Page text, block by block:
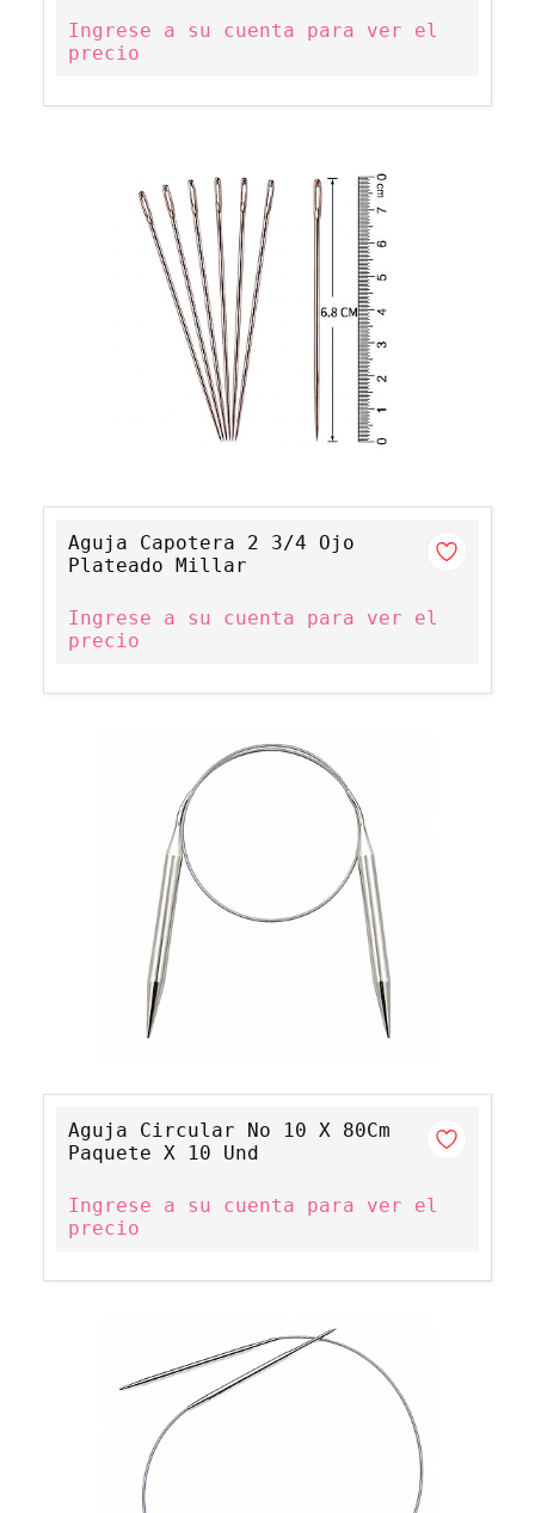
Ingrese a su cuenta para ver el
precio
Aguja Capotera 2 3/4 Ojo
Plateado Millar
Ingrese a su cuenta para ver el
precio
Aguja Circular No 10 X 80Cm
Paquete X 10 Und
Ingrese a su cuenta para ver el
precio